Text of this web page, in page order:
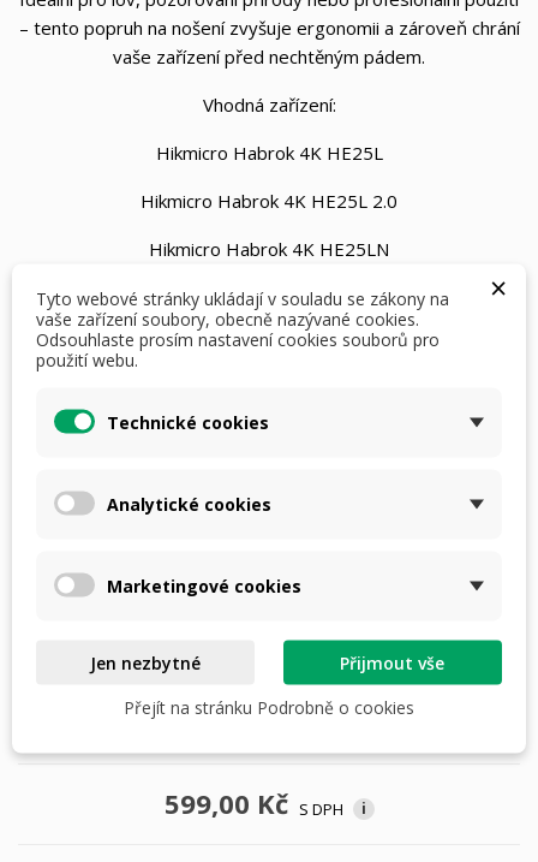
– tento popruh na nošení zvyšuje ergonomii a zároveň chrání
vaše zařízení před nechtěným pádem.
Vhodná zařízení:
Hikmicro Habrok 4K HE25L
Hikmicro Habrok 4K HE25L 2.0
Hikmicro Habrok 4K HE25LN
Hikmicro Habrok 4K HQ35L
Hikmicro Habrok HQ35L
Hikmicro Habrok Pro HQ50LN
Hikmicro Habrok Pro HX60L
Hikmicro Habrok Pro HX60LN
599,00 Kč S DPH i
×
Tyto webové stránky ukládají v souladu se zákony na
vaše zařízení soubory, obecně nazývané cookies.
Odsouhlaste prosím nastavení cookies souborů pro
použití webu.
Technické cookies
Analytické cookies
Marketingové cookies
Jen nezbytné
Přijmout vše
Přejít na stránku Podrobně o cookies